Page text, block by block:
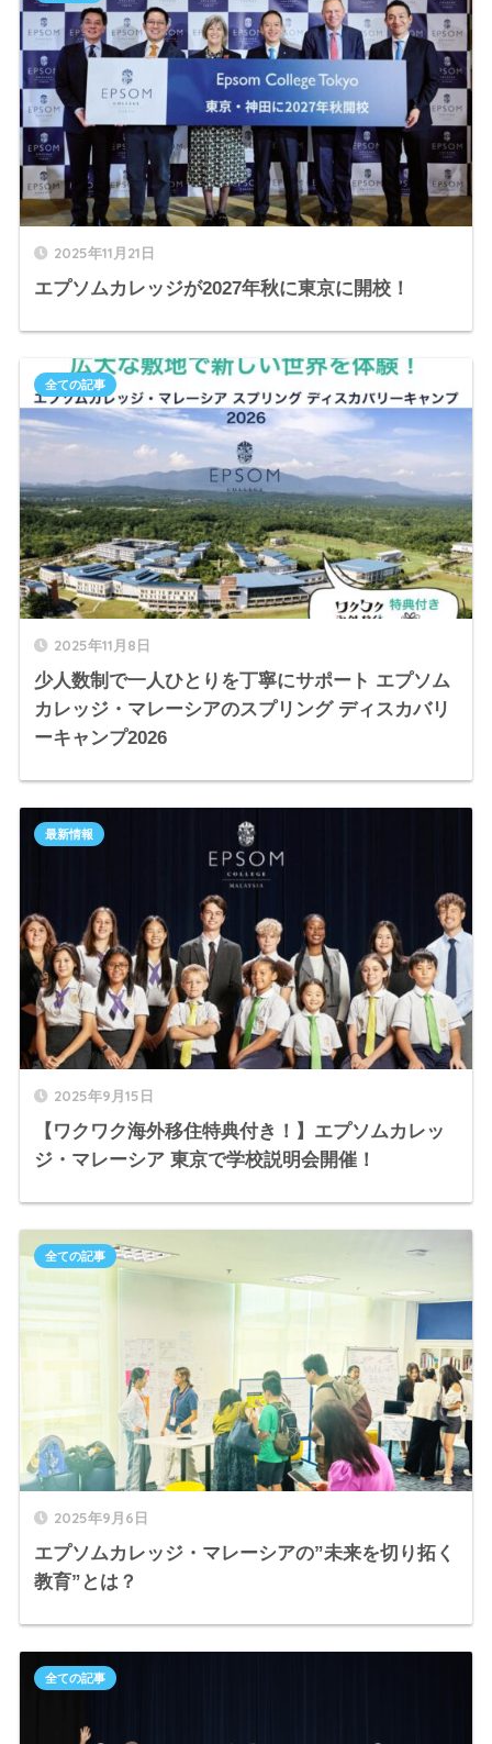
2025年11月21日
エプソムカレッジが2027年秋に東京に開校！
2025年11月8日
少人数制で一人ひとりを丁寧にサポート エプソム
カレッジ・マレーシアのスプリング ディスカバリ
ーキャンプ2026
全ての記事
2025年9月15日
【ワクワク海外移住特典付き！】エプソムカレッ
ジ・マレーシア 東京で学校説明会開催！
最新情報
2025年9月6日
エプソムカレッジ・マレーシアの”未来を切り拓く
教育”とは？
全ての記事
全ての記事